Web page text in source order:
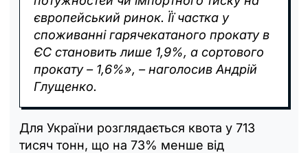
європейський ринок. Її частка у
споживанні гарячекатаного прокату в
ЄС становить лише 1,9%, а сортового
прокату – 1,6%», – наголосив Андрій
Глущенко.
Для України розглядається квота у 713
тисяч тонн, що на 73% менше від